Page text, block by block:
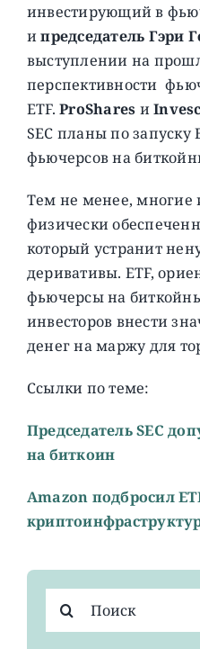
инвестирующий в
ипредседатель Гэри
выступлении на
перспективности
ETF.ProShares и
SEC планы по запуску
фьючерсов на
Тем не менее, многие
физически
который устранит
деривативы. ETF,
фьючерсы на
инвесторов внести
денег на маржу для
Ссылки по теме:
Председатель SEC
на биткоин
Amazon подбросил
поиска: